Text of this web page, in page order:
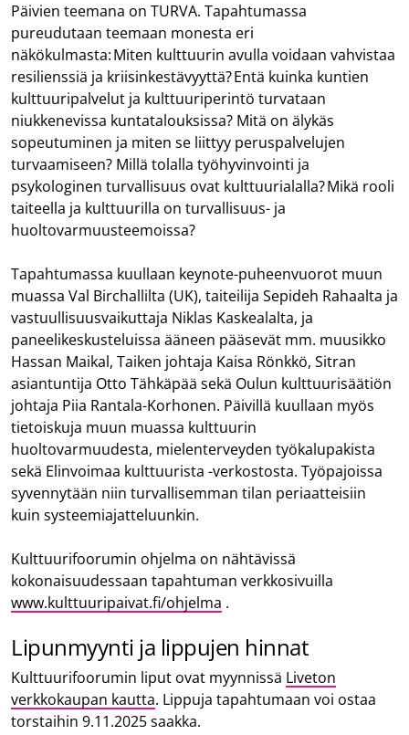
Päivien teemana on TURVA. Tapahtumassa
pureudutaan teemaan monesta eri
näkökulmasta: Miten kulttuurin avulla voidaan vahvistaa
resilienssiä ja kriisinkestävyyttä? Entä kuinka kuntien
kulttuuripalvelut ja kulttuuriperintö turvataan
niukkenevissa kuntatalouksissa? Mitä on älykäs
sopeutuminen ja miten se liittyy peruspalvelujen
turvaamiseen? Millä tolalla työhyvinvointi ja
psykologinen turvallisuus ovat kulttuurialalla? Mikä rooli
taiteella ja kulttuurilla on turvallisuus- ja
huoltovarmuusteemoissa?
Tapahtumassa kuullaan keynote-puheenvuorot muun
muassa Val Birchallilta (UK), taiteilija Sepideh Rahaalta ja
vastuullisuusvaikuttaja Niklas Kaskealalta, ja
paneelikeskusteluissa ääneen pääsevät mm. muusikko
Hassan Maikal, Taiken johtaja Kaisa Rönkkö, Sitran
asiantuntija Otto Tähkäpää sekä Oulun kulttuurisäätiön
johtaja Piia Rantala-Korhonen. Päivillä kuullaan myös
tietoiskuja muun muassa kulttuurin
huoltovarmuudesta, mielenterveyden työkalupakista
sekä Elinvoimaa kulttuurista -verkostosta. Työpajoissa
syvennytään niin turvallisemman tilan periaatteisiin
kuin systeemiajatteluunkin.
Kulttuurifoorumin ohjelma on nähtävissä
kokonaisuudessaan tapahtuman verkkosivuilla
www.kulttuuripaivat.fi/ohjelma .
Lipunmyynti ja lippujen hinnat
Kulttuurifoorumin liput ovat myynnissä Liveton
verkkokaupan kautta. Lippuja tapahtumaan voi ostaa
torstaihin 9.11.2025 saakka.